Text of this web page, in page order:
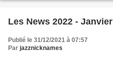
Les News 2022 - Janvier
Publié le 31/12/2021 à 07:57
Par jazznicknames